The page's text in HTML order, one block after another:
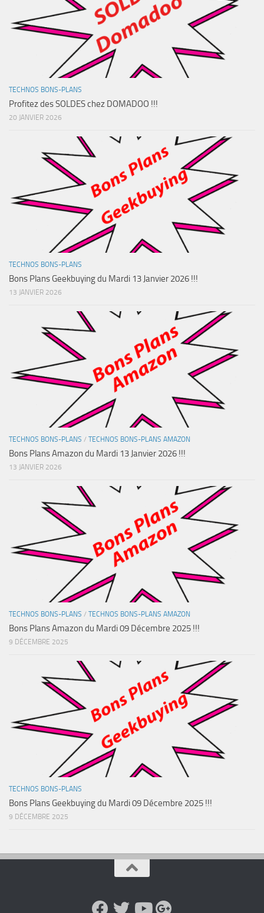
TECHNOS BONS-PLANS
Profitez des SOLDES chez DOMADOO !!!
20 JANVIER 2026
TECHNOS BONS-PLANS
Bons Plans Geekbuying du Mardi 13 Janvier 2026 !!!
13 JANVIER 2026
TECHNOS BONS-PLANS / TECHNOS BONS-PLANS AMAZON
Bons Plans Amazon du Mardi 13 Janvier 2026 !!!
13 JANVIER 2026
TECHNOS BONS-PLANS / TECHNOS BONS-PLANS AMAZON
Bons Plans Amazon du Mardi 09 Décembre 2025 !!!
9 DÉCEMBRE 2025
TECHNOS BONS-PLANS
Bons Plans Geekbuying du Mardi 09 Décembre 2025 !!!
9 DÉCEMBRE 2025